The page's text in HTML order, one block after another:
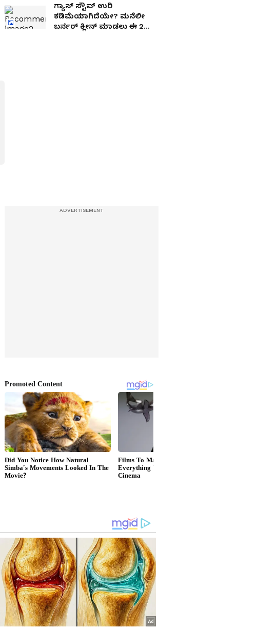
ಗ್ಯಾಸ್ ಸ್ಟೌವ್ ಉರಿ
ಕಡಿಮೆಯಾಗಿದೆಯೇ? ಮನೆಲೀ
ಬರ್ನರ್ ಕ್ಲೀನ್ ಮಾಡಲು ಈ 2